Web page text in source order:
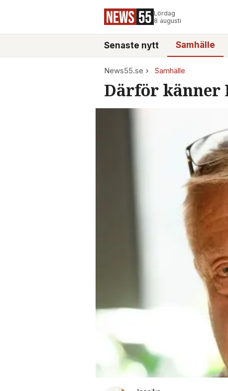
Lördag
8 augusti
Senaste nytt Samhälle
News55.se Samhälle
Därför känner